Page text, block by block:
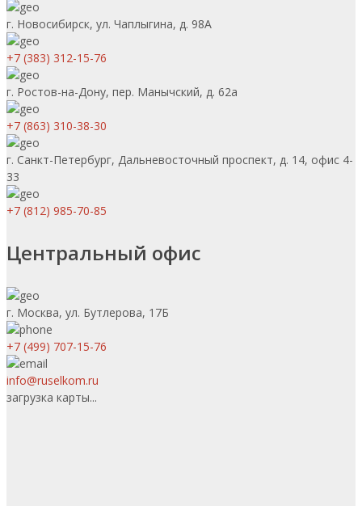
г. Новосибирск, ул. Чаплыгина, д. 98А
+7 (383) 312-15-76
г. Ростов-на-Дону, пер. Манычский, д. 62а
+7 (863) 310-38-30
г. Санкт-Петербург, Дальневосточный проспект, д. 14, офис 4-
33
+7 (812) 985-70-85
Центральный офис
г. Москва, ул. Бутлерова, 17Б
+7 (499) 707-15-76
info@ruselkom.ru
загрузка карты...